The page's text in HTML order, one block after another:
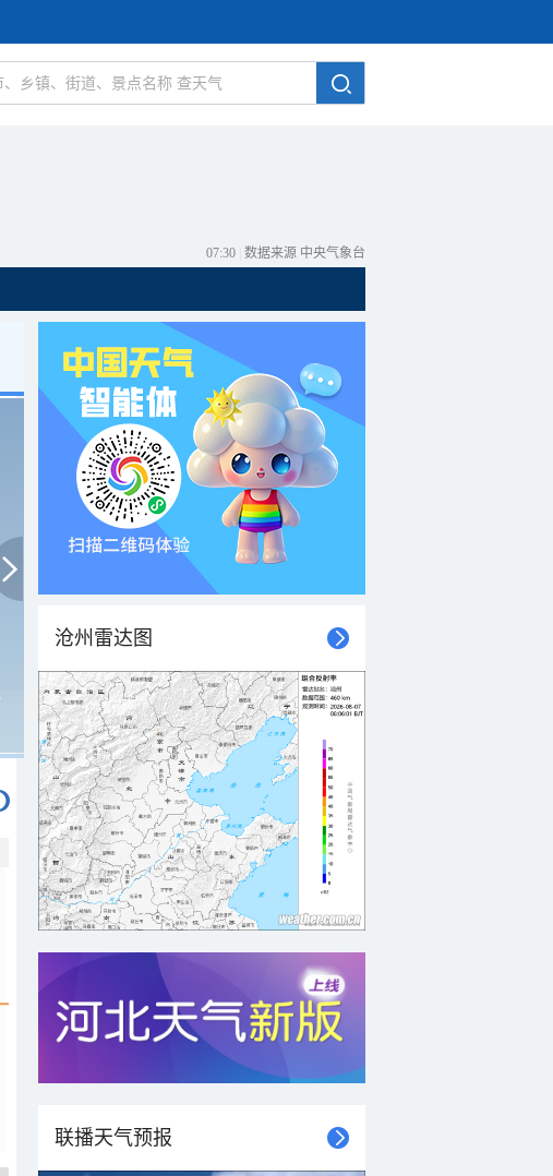
07:30 数据来源 中央气象台
20时 21时 22时 23时 00时 01时
4-5级 4-5级 4-5级
30°C 30°C 29°C 29°C 28°C
沧州雷达图
联播天气预报